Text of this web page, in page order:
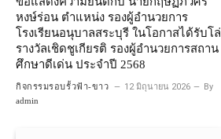
หงษ์ร่อน ตำแหน่ง รองผู้อำนวยการ
โรงเรียนอนุบาลสระบุรี ในโอกาสได้รับโล่
รางวัลเชิดชูเกียรติ รองผู้อำนวยการสถาน
ศึกษาดีเด่น ประจำปี 2568
กิจกรรมรอบรั้วฟ้า-ขาว 12 มิถุนายน 2026 By
admin